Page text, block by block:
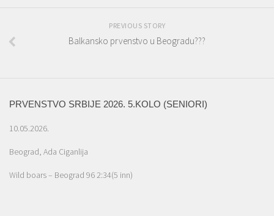
PREVIOUS STORY
Balkansko prvenstvo u Beogradu???
PRVENSTVO SRBIJE 2026. 5.KOLO (SENIORI)
10.05.2026.
Beograd, Ada Ciganlija
Wild boars – Beograd 96 2:34(5 inn)